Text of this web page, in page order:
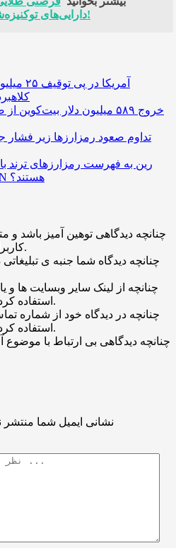
دارایی‌های توکنیزه‌شده در حال اوج‌گیری است!
آمریکا
خروج ۵۸۹ میلیون دلار
تداوم صعود رمزارزها زیر
رین به فهرست رمزارزهای ترند
پشت صعود قیمت RAIN هستند؟
کاربران باشد تایید نخواهد شد.
استفاده کرده باشید تایید نخواهد شد.
استفاده کرده باشید تایید نخواهد شد.
چنانچه دیدگاهی بی ارتباط با
نشانی ایمیل شما منتشر